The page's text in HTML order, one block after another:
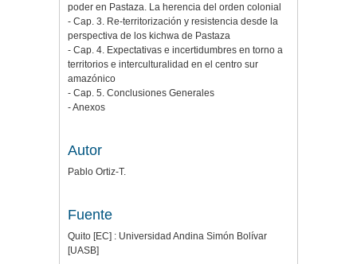
poder en Pastaza. La herencia del orden colonial
- Cap. 3. Re-territorización y resistencia desde la
perspectiva de los kichwa de Pastaza
- Cap. 4. Expectativas e incertidumbres en torno a
territorios e interculturalidad en el centro sur
amazónico
- Cap. 5. Conclusiones Generales
- Anexos
Autor
Pablo Ortiz-T.
Fuente
Quito [EC] : Universidad Andina Simón Bolívar
[UASB]